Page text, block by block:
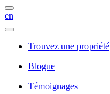
en
Trouvez une propriété
Blogue
Témoignages